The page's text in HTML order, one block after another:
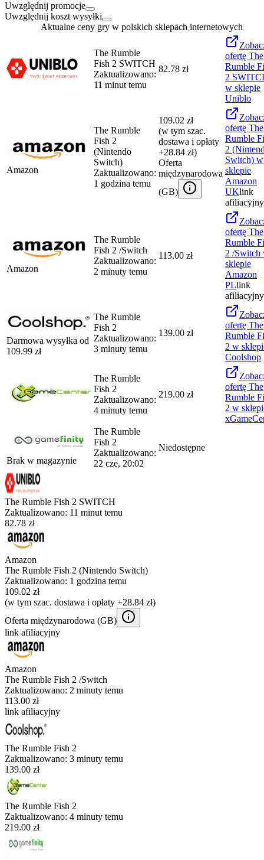
Uwzględnij promocje
Uwzględnij koszt wysyłki
Aktualne ceny gry w polskich sklepach internetowych
The Rumble
Fish 2 SWITCH
Zaktualizowano:
11 minut temu
82.78 zł
ofertę The
Rumble
2
w sklepie
Uniblo
Amazon
The Rumble
Fish 2
(Nintendo
Switch)
Zaktualizowano:
1 godzina temu
109.02 zł
(w tym szac.
dostawa i opłaty
+28.84 zł)
Oferta
międzynarodowa
(GB)
ofertę The
Rumble
2
Switch) w
sklepie
Amazon
UKlink
afiliacyjny
Amazon
The Rumble
Fish 2 /Switch
Zaktualizowano:
2 minuty temu
113.00 zł
ofertę The
Rumble
2 /Switch
sklepie
Amazon
PLlink
afiliacyjny
Darmowa wysyłka od
109.99 zł
The Rumble
Fish 2
Zaktualizowano:
3 minuty temu
139.00 zł
ofertę The
Rumble
2 w
Coolshop
The Rumble
Fish 2
Zaktualizowano:
4 minuty temu
219.00 zł
ofertę The
Rumble
2 w
Brak w magazynie
The Rumble
Fish 2
Zaktualizowano:
22 cze, 20:02
Niedostępne
The Rumble Fish 2 SWITCH
Zaktualizowano: 11 minut temu
82.78 zł
Amazon
The Rumble Fish 2 (Nintendo Switch)
Zaktualizowano: 1 godzina temu
109.02 zł
(w tym szac. dostawa i opłaty +28.84 zł)
Oferta międzynarodowa (GB)
link afiliacyjny
Amazon
The Rumble Fish 2 /Switch
Zaktualizowano: 2 minuty temu
113.00 zł
link afiliacyjny
The Rumble Fish 2
Zaktualizowano: 3 minuty temu
139.00 zł
The Rumble Fish 2
Zaktualizowano: 4 minuty temu
219.00 zł